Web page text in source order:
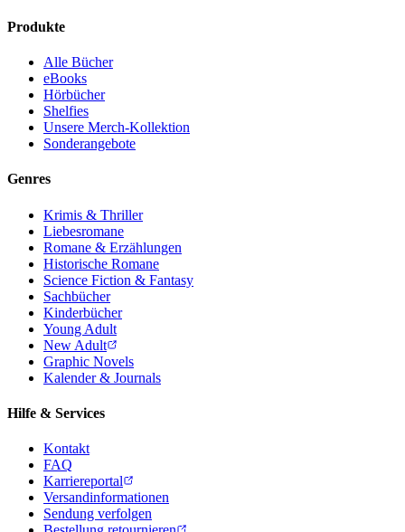
Produkte
Alle Bücher
eBooks
Hörbücher
Shelfies
Unsere Merch-Kollektion
Sonderangebote
Genres
Krimis & Thriller
Liebesromane
Romane & Erzählungen
Historische Romane
Science Fiction & Fantasy
Sachbücher
Kinderbücher
Young Adult
New Adult
Graphic Novels
Kalender & Journals
Hilfe & Services
Kontakt
FAQ
Karriereportal
Versandinformationen
Sendung verfolgen